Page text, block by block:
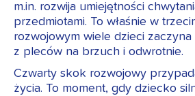
m.in. rozwija umiejętności
przedmiotami. To właśnie w
rozwojowym wiele dzieci zaczyna
z pleców na brzuch i odwrotnie.
Czwarty skok rozwojowy
życia. To moment, gdy dziecko